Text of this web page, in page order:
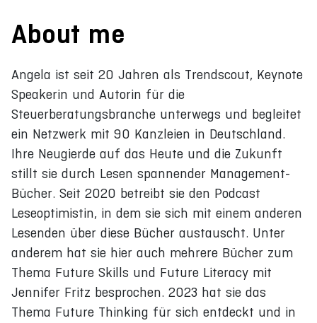
About me
Angela ist seit 20 Jahren als Trendscout, Keynote
Speakerin und Autorin für die
Steuerberatungsbranche unterwegs und begleitet
ein Netzwerk mit 90 Kanzleien in Deutschland.
Ihre Neugierde auf das Heute und die Zukunft
stillt sie durch Lesen spannender Management-
Bücher. Seit 2020 betreibt sie den Podcast
Leseoptimistin, in dem sie sich mit einem anderen
Lesenden über diese Bücher austauscht. Unter
anderem hat sie hier auch mehrere Bücher zum
Thema Future Skills und Future Literacy mit
Jennifer Fritz besprochen. 2023 hat sie das
Thema Future Thinking für sich entdeckt und in